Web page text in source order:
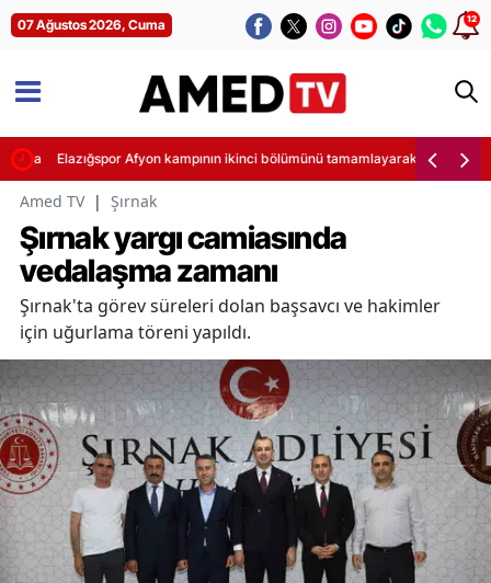
07 Ağustos 2026, Cuma 12
Elazığspor Afyon kampının ikinci bölümünü tamamlayarak kısa bir tatile
Amed TV | Şırnak
Şırnak yargı camiasında
vedalaşma zamanı
Şırnak'ta görev süreleri dolan başsavcı ve hakimler
için uğurlama töreni yapıldı.